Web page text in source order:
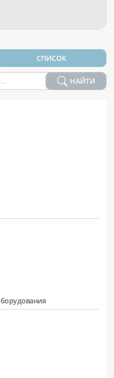
СПИСОК
НАЙТИ